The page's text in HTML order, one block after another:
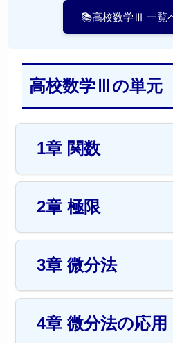
📚高校数学Ⅲ 一覧
高校数学Ⅲの単元
1章 関数
2章 極限
3章 微分法
4章 微分法の応用